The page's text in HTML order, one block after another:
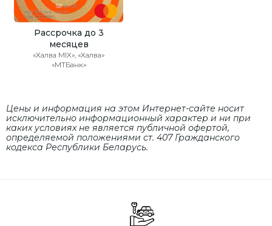
Рассрочка до 3
месяцев
«Халва MIX», «Халва»
«МТБанк»
Цены и информация на этом Интернет-сайте носит
исключительно информационный характер и ни при
каких условиях не является публичной офертой,
определяемой положениями cт. 407 Гражданского
кодекса Республики Беларусь.